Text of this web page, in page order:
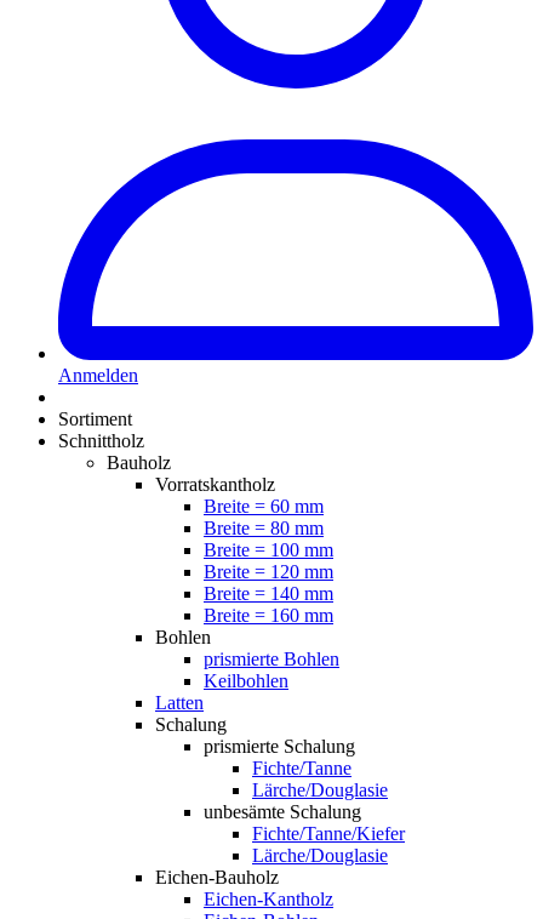
Anmelden
Sortiment
Schnittholz
Bauholz
Vorratskantholz
Breite = 60 mm
Breite = 80 mm
Breite = 100 mm
Breite = 120 mm
Breite = 140 mm
Breite = 160 mm
Bohlen
prismierte Bohlen
Keilbohlen
Latten
Schalung
prismierte Schalung
Fichte/Tanne
Lärche/Douglasie
unbesämte Schalung
Fichte/Tanne/Kiefer
Lärche/Douglasie
Eichen-Bauholz
Eichen-Kantholz